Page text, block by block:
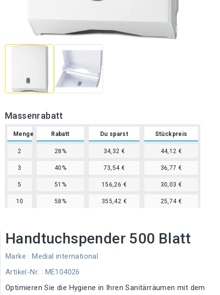
Massenrabatt
Menge Rabatt Du sparst Stückpreis
2 28% 34,32 € 44,12 €
3 40% 73,54 € 36,77 €
5 51% 156,26 € 30,03 €
10 58% 355,42 € 25,74 €
Handtuchspender 500 Blatt
Marke : Medial international
Artikel-Nr. : ME104026
Optimieren Sie die Hygiene in Ihren Sanitärräumen mit dem